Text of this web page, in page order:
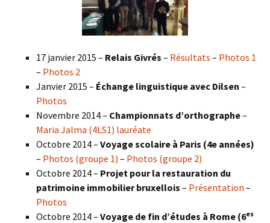
17 janvier 2015 – Relais Givrés – Résultats – Photos 1
– Photos 2
Janvier 2015 – Échange linguistique avec Dilsen –
Photos
Novembre 2014 – Championnats d’orthographe–
Maria Jalma (4LS1) lauréate
Octobre 2014 – Voyage scolaire à Paris (4e années)
– Photos (groupe 1) – Photos (groupe 2)
Octobre 2014 – Projet pour la restauration du
patrimoine immobilier bruxellois – Présentation –
Photos
Octobre 2014 – Voyage de fin d’études à Rome (6es